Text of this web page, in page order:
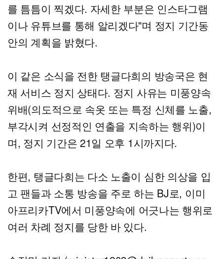
를 틈틈이 찍겠다. 자세한 부분은 인스타그램
이나 유튜브를 통해 알리겠다"며 정지 기간동
안의 계획을 밝혔다.
이 같은 소식을 전한 탱글다희의 방송국은 현
재 서비스 정지 상태다. 정지 사유는 미풍양속
위배(의도적으로 속옷 또는 특정 신체를 노출,
부각시켜 선정적인 연출을 지속하는 행위)이
며, 정지 기간은 21일 오후 1시까지다.
한편, 탱글다희는 다소 노출이 심한 의상을 입
고 팬들과 소통 방송을 주로 하는 BJ로, 이미
아프리카TV에서 미풍양속에 어긋나는 행위로
여러 차례 정지를 당한 바 있다.